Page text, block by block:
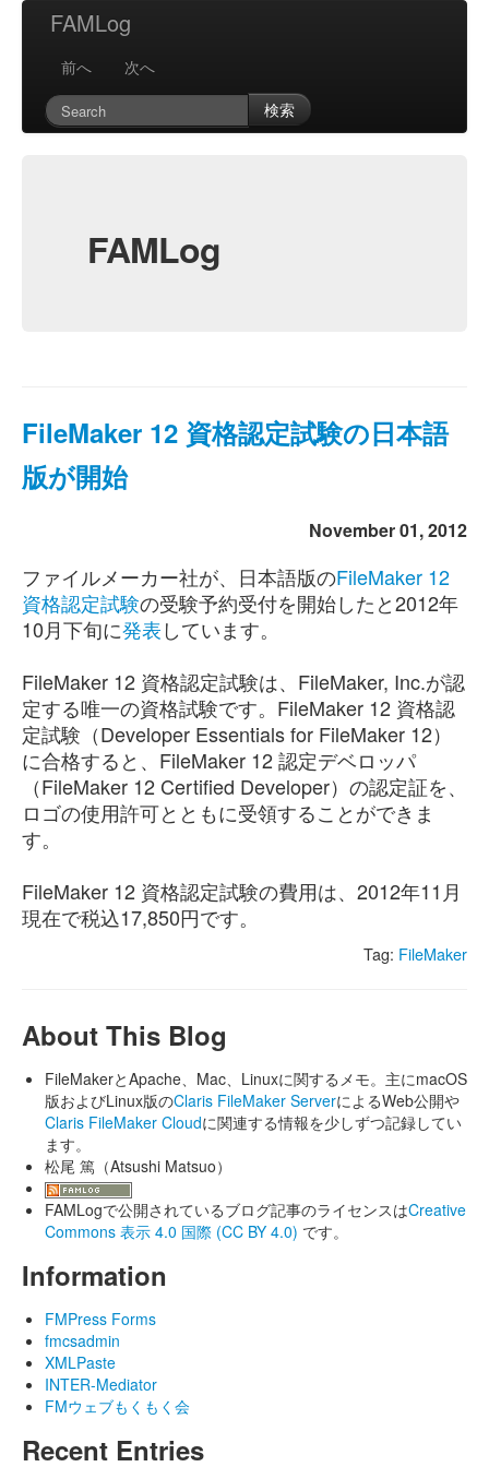
FAMLog
前へ
次へ
検索
FAMLog
FileMaker 12 資格認定試験の日本語
版が開始
November 01, 2012
ファイルメーカー社が、日本語版のFileMaker 12
資格認定試験の受験予約受付を開始したと2012年
10月下旬に発表しています。
FileMaker 12 資格認定試験は、FileMaker, Inc.が認
定する唯一の資格試験です。FileMaker 12 資格認
定試験（Developer Essentials for FileMaker 12）
に合格すると、FileMaker 12 認定デベロッパ
（FileMaker 12 Certified Developer）の認定証を、
ロゴの使用許可とともに受領することができま
す。
FileMaker 12 資格認定試験の費用は、2012年11月
現在で税込17,850円です。
Tag: FileMaker
About This Blog
FileMakerとApache、Mac、Linuxに関するメモ。主にmacOS
版およびLinux版のClaris FileMaker ServerによるWeb公開や
Claris FileMaker Cloudに関連する情報を少しずつ記録してい
ます。
松尾 篤（Atsushi Matsuo）
FAMLogで公開されているブログ記事のライセンスはCreative
Commons 表示 4.0 国際 (CC BY 4.0) です。
Information
FMPress Forms
fmcsadmin
XMLPaste
INTER-Mediator
FMウェブもくもく会
Recent Entries